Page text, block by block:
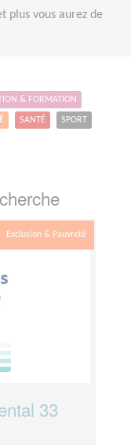
plus vous aurez de
& FORMATION
SANTÉ SPORT
Exclusion & Pauvreté
33